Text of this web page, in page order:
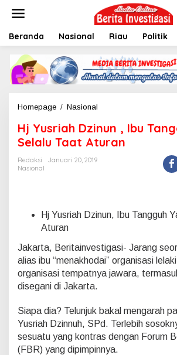
t
Beranda Nasional Riau Politik
Homepage / Nasional
Y
u
s
z
u
n
,
I
T
a
n
g
g
Hj Yusriah Dzinun , Ibu
Selalu Taat Aturan
Redaksi
Januari 20, 2019
Nasional
Hj Yusriah Dzinun, Ibu Tangguh
Aturan
Jakarta, Beritainvestigasi- Jarang
alias ibu “menakhodai” organisasi
organisasi tempatnya jawara,
disegani di Jakarta.
Siapa dia? Telunjuk bakal mengarah
Yusriah Dzinnuh, SPd. Terlebih
sesuatu yang kontras dengan Forum
(FBR) yang dipimpinnya.